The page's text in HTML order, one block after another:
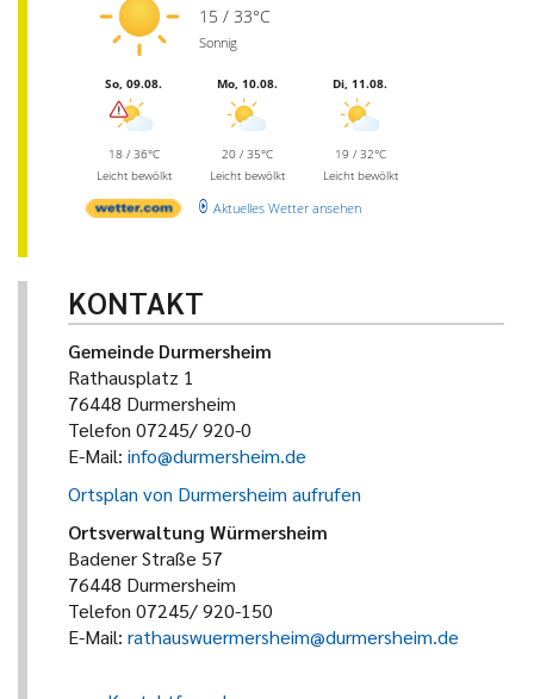
15 / 33°C
Sonnig
So, 09.08.
18 / 36°C
Leicht bewölkt
Mo, 10.08.
20 / 35°C
Leicht bewölkt
Di, 11.08.
19 / 32°C
Leicht bewölkt
Aktuelles Wetter ansehen
KONTAKT
Gemeinde Durmersheim
Rathausplatz 1
76448 Durmersheim
Telefon 07245/ 920-0
E-Mail: info@durmersheim.de
Ortsplan von Durmersheim aufrufen
Ortsverwaltung Würmersheim
Badener Straße 57
76448 Durmersheim
Telefon 07245/ 920-150
E-Mail: rathauswuermersheim@durmersheim.de